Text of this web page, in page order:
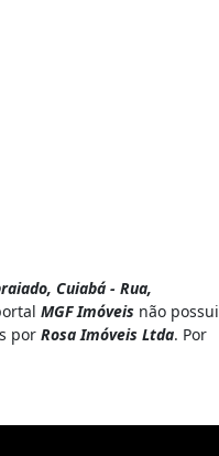
Cuiabá - Rua,
MGF Imóveis não possui
por Rosa Imóveis Ltda. Por